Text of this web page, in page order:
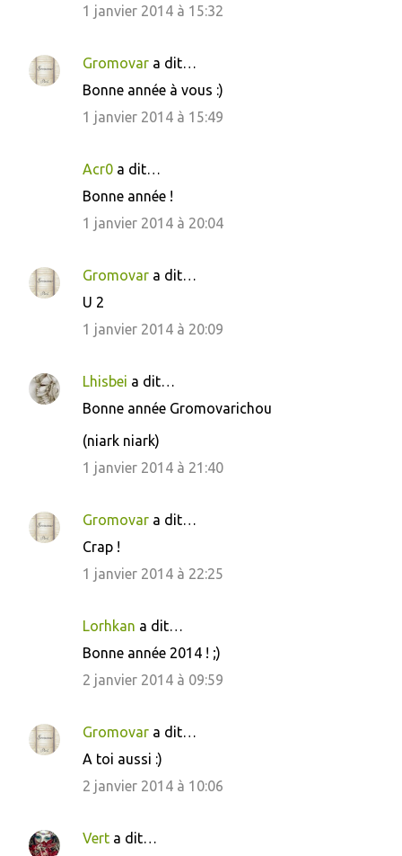
i
1 janvier 2014 à 15:32
Gromovar a dit…
Bonne année à vous :)
1 janvier 2014 à 15:49
Acr0 a dit…
Bonne année !
1 janvier 2014 à 20:04
Gromovar a dit…
U 2
1 janvier 2014 à 20:09
Lhisbei a dit…
Bonne année Gromovarichou
(niark niark)
1 janvier 2014 à 21:40
Gromovar a dit…
Crap !
1 janvier 2014 à 22:25
Lorhkan a dit…
Bonne année 2014 ! ;)
2 janvier 2014 à 09:59
Gromovar a dit…
A toi aussi :)
2 janvier 2014 à 10:06
Vert a dit…